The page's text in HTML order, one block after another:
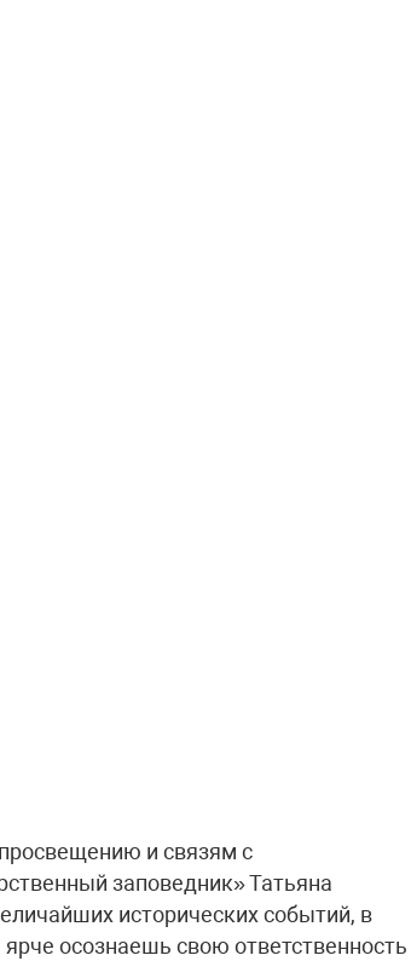
и связям с
заповедник» Татьяна
исторических событий, в
осознаешь свою ответственность